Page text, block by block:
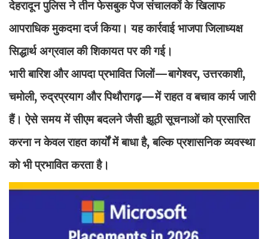
देहरादून पुलिस ने तीन फेसबुक पेज संचालकों के खिलाफ
आपराधिक मुकदमा दर्ज किया। यह कार्रवाई भाजपा जिलाध्यक्ष
सिद्धार्थ अग्रवाल की शिकायत पर की गई।
भारी बारिश और आपदा प्रभावित जिलों—बागेश्वर, उत्तरकाशी,
चमोली, रुद्रप्रयाग और पिथौरागढ़—में राहत व बचाव कार्य जारी
हैं। ऐसे समय में सीएम बदलने जैसी झूठी सूचनाओं को प्रसारित
करना न केवल राहत कार्यों में बाधा है, बल्कि प्रशासनिक व्यवस्था
को भी प्रभावित करता है।